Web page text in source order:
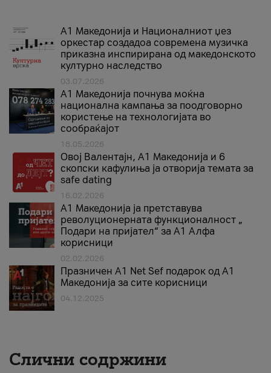
А1 Македонија и Националниот џез
оркестар создадоа современа музичка
приказна инспирирана од македонското
културно наследство
03.07.2026
A1 Македонија почнува моќна
национална кампања за поодговорно
користење на технологијата во
сообраќајот
18.05.2026
Овој Валентајн, A1 Македонија и 6
скопски кафулиња ја отворија темата за
safe dating
16.02.2026
А1 Македонија ја претставува
револуционерната функционалност „
Подари на пријател“ за А1 Алфа
корисници
02.02.2026
Празничен A1 Net Sеf подарок од А1
Македонија за сите корисници
04.12.2025
Слични содржини